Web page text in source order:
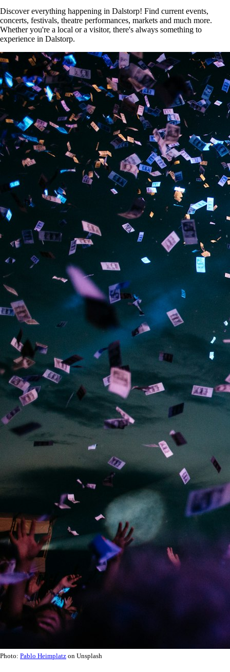
Discover everything happening in Dalstorp! Find current events,
concerts, festivals, theatre performances, markets and much more.
Whether you're a local or a visitor, there's always something to
experience in Dalstorp.
Photo: Pablo Heimplatz on Unsplash